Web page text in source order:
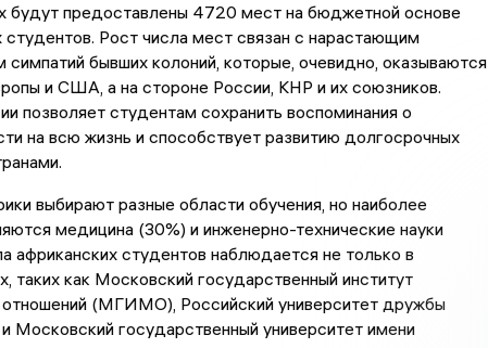
будут предоставлены 4720 мест на бюджетной основе
студентов. Рост числа мест связан с нарастающим
симпатий бывших колоний, которые, очевидно, оказываются
и США, а на стороне России, КНР и их союзников.
позволяет студентам сохранить воспоминания о
на всю жизнь и способствует развитию долгосрочных
выбирают разные области обучения, но наиболее
медицина (30%) и инженерно-технические науки
африканских студентов наблюдается не только в
таких как Московский государственный институт
(МГИМО), Российский университет дружбы
Московский государственный университет имени